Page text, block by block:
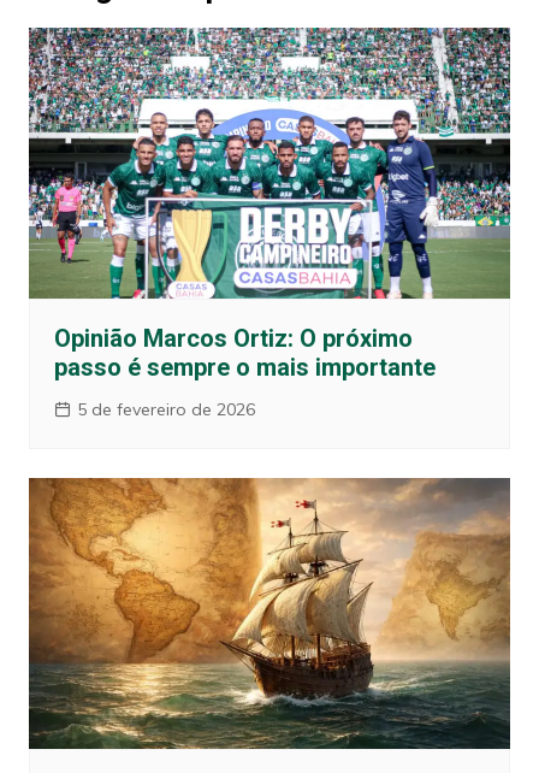
Opinião Marcos Ortiz: O próximo
passo é sempre o mais importante
5 de fevereiro de 2026